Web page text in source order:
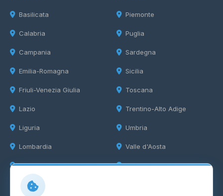
Basilicata
Calabria
Campania
Emilia-Romagna
Friuli-Venezia Giulia
Lazio
Liguria
Lombardia
Marche
Piemonte
Puglia
Sardegna
Sicilia
Toscana
Trentino-Alto Adige
Umbria
Valle d'Aosta
Veneto